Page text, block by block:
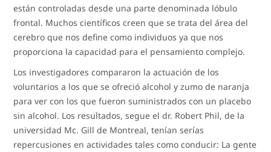
están controladas desde una parte denominada lóbulo
frontal. Muchos científicos creen que se trata del área del
cerebro que nos define como individuos ya que nos
proporciona la capacidad para el pensamiento complejo.
Los investigadores compararon la actuación de los
voluntarios a los que se ofreció alcohol y zumo de naranja
para ver con los que fueron suministrados con un placebo
sin alcohol. Los resultados, segue el dr. Robert Phil, de la
universidad Mc. Gill de Montreal, tenían serías
repercusiones en actividades tales como conducir: La gente